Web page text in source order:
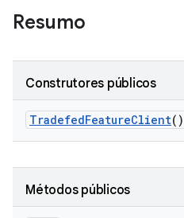
Resumo
Construtores públicos
TradefedFeatureClient()
Métodos públicos